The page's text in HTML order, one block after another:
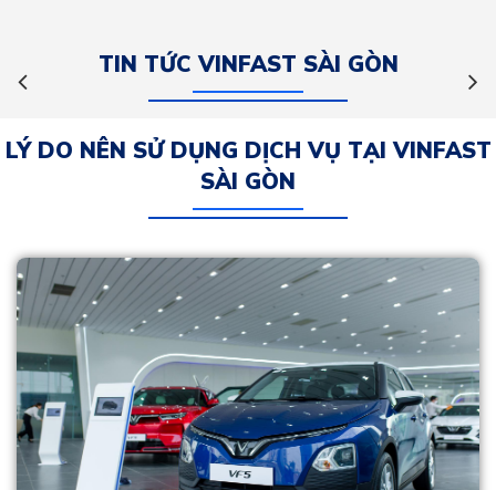
TIN TỨC VINFAST SÀI GÒN
LÝ DO NÊN SỬ DỤNG DỊCH VỤ TẠI VINFAST
SÀI GÒN